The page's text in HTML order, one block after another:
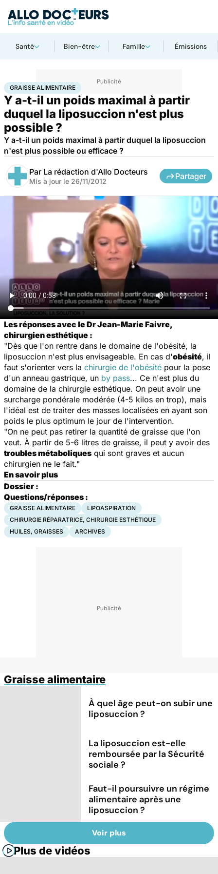
Santé Bien-être Famille Émissions
AccueilSanté MaladiesGraisse alimentaire
GRAISSE ALIMENTAIRE
Y a-t-il un poids maximal à partir
duquel la liposuccion n'est plus
possible ?
Y a-t-il un poids maximal à partir duquel la liposuccion
n'est plus possible ou efficace ?
Par La rédaction d'Allo Docteurs
Mis à jour le 26/11/2012
Partager
Les réponses avec le Dr Jean-Marie Faivre,
chirurgien esthétique :
"Dès que l'on rentre dans le domaine de l'obésité, la
liposuccion n'est plus envisageable. En cas d'obésité, il
faut s'orienter vers la chirurgie de l'obésité pour la pose
d'un anneau gastrique, un by pass... Ce n'est plus du
domaine de la chirurgie esthétique. On peut avoir une
surcharge pondérale modérée (4-5 kilos en trop), mais
l'idéal est de traiter des masses localisées en ayant son
poids le plus optimum le jour de l'intervention.
"On ne peut pas retirer la quantité de graisse que l'on
veut. À partir de 5-6 litres de graisse, il peut y avoir des
troubles métaboliques qui sont graves et aucun
chirurgien ne le fait."
En savoir plus
Dossier :
Questions/réponses :
GRAISSE ALIMENTAIRE
LIPOASPIRATION
CHIRURGIE RÉPARATRICE, CHIRURGIE ESTHÉTIQUE
HUILES, GRAISSES
ARCHIVES
Graisse alimentaire
À quel âge peut-on subir une
liposuccion ?
La liposuccion est-elle
remboursée par la Sécurité
sociale ?
Faut-il poursuivre un régime
alimentaire après une
liposuccion ?
Voir plus
Plus de vidéos